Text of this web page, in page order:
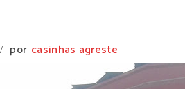
/ por casinhas agreste